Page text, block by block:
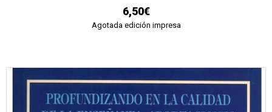
6,50€
Agotada edición impresa